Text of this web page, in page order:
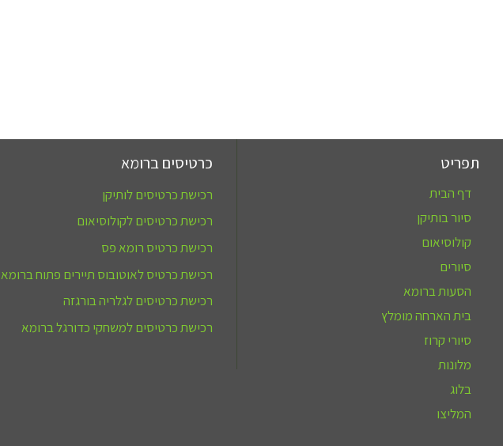
כרטיסים ברומא
רכישת כרטיסים לותיקן
רכישת כרטיסים לקולוסיאום
רכישת כרטיס רומא פס
רכישת כרטיס לאוטובוס תיירים פתוח ברומא
רכישת כרטיסים לגלריה בורגזה
רכישת כרטיסים למשחקי כדורגל ברומא
תפריט
דף הבית
סיור בותיקן
קולוסיאום
סיורים
הסעות ברומא
בית הארחה מומלץ
סיורי קרוז
מלונות
בלוג
המליצו